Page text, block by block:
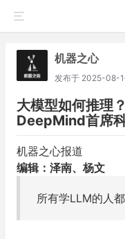
机器之心
发布于 2025-08-
大模型如何推理
DeepMind首席
机器之心报道
编辑：泽南、杨文
所有学LLM的人